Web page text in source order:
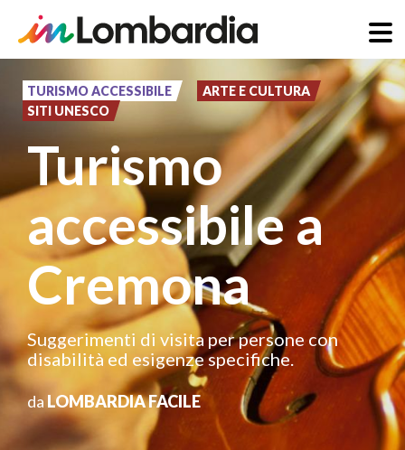
contenuto
principale
TURISMO ACCESSIBILE
ARTE E CULTURA
SITI UNESCO
Turismo
accessibile a
Cremona
Suggerimenti di visita per persone con
disabilità ed esigenze specifiche.
da LOMBARDIA FACILE